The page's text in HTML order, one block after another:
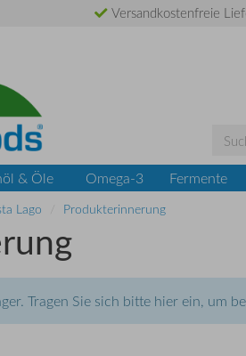
Versandkostenfreie
& Öle Omega-3 Fermente
Lago Produkterinnerung
Tragen Sie sich bitte hier ein, um